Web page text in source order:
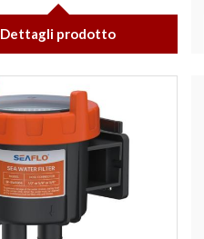
Dettagli prodotto